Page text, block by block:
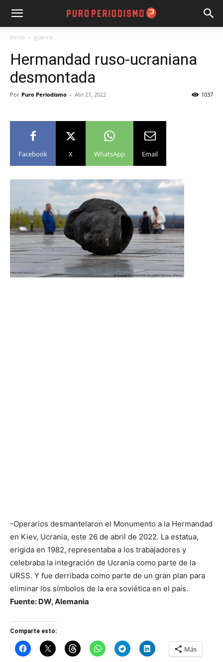
Inicio guerra
Hermandad ruso-ucraniana
desmontada
Por Puro Periodismo - Abr 27, 2022 1037
Facebook X WhatsApp Email
-Operarios desmantelaron el Monumento a la Hermandad
en Kiev, Ucrania, este 26 de abril de 2022. La estatua,
erigida en 1982, representaba a los trabajadores y
celebraba la integración de Ucrania como parte de la
URSS. Y fue derribada como parte de un gran plan para
eliminar los símbolos de la era soviética en el país.
Fuente: DW, Alemania
Comparte esto:
Más